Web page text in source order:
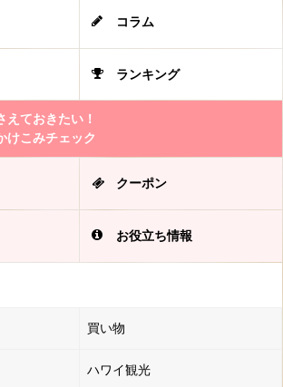
コラム
ランキング
えておきたい！
けこみチェック
クーポン
お役立ち情報
買い物
ハワイ観光